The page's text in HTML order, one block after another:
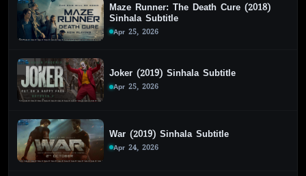
Maze Runner: The Death Cure (2018)
Sinhala Subtitle
Apr 25, 2026
Joker (2019) Sinhala Subtitle
Apr 25, 2026
War (2019) Sinhala Subtitle
Apr 24, 2026